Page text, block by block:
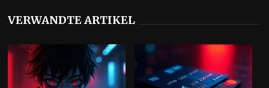
VERWANDTE ARTIKEL